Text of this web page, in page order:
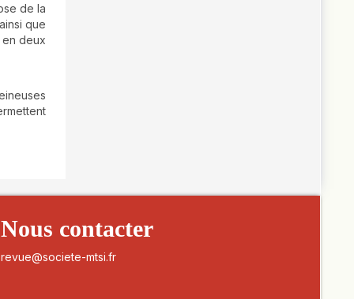
de la
que
en deux
Nous contacter
revue@societe-mtsi.fr